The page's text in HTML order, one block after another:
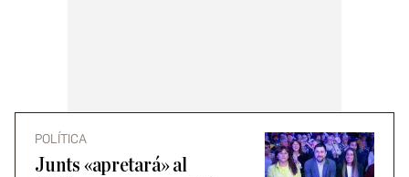
POLÍTICA
Junts «apretará» al